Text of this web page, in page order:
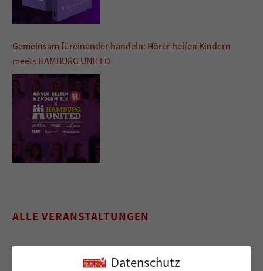
Gemeinsam füreinander handeln: Hörer helfen Kindern
meets HAMBURG UNITED
ALLE VERANSTALTUNGEN
Datenschutz